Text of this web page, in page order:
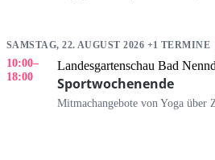
SAMSTAG, 22. AUGUST 2026 +1 TERMINE
10:00–
18:00
Landesgartenschau Bad
Sportwochenende
Mitmachangebote von Yoga über